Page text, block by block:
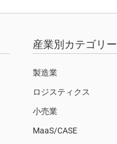
産業別カテゴリー
製造業
ロジスティクス
小売業
MaaS/CASE